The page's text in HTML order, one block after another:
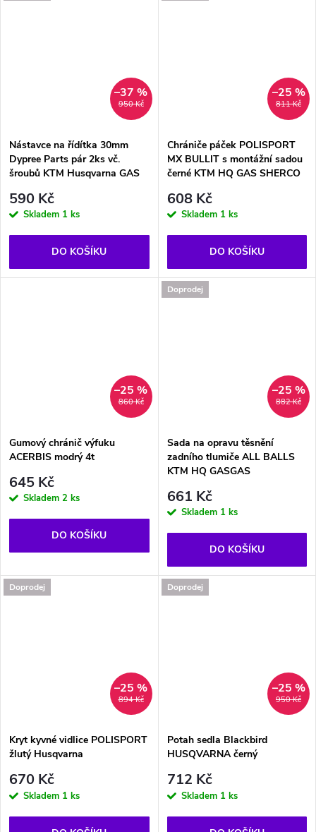
950 Kč
–37 %
Nástavce na řídítka 30mm
Dypree Parts pár 2ks vč.
šroubů KTM Husqvarna GAS
590 Kč
Skladem 1 ks
DO KOŠÍKU
811 Kč
–25 %
Chrániče páček POLISPORT
MX BULLIT s montážní sadou
černé KTM HQ GAS SHERCO
608 Kč
Skladem 1 ks
DO KOŠÍKU
860 Kč
–25 %
Gumový chránič výfuku
ACERBIS modrý 4t
645 Kč
Skladem 2 ks
DO KOŠÍKU
Doprodej
882 Kč
–25 %
Sada na opravu těsnění
zadního tlumiče ALL BALLS
KTM HQ GASGAS
661 Kč
Skladem 1 ks
DO KOŠÍKU
Doprodej
894 Kč
–25 %
Kryt kyvné vidlice POLISPORT
žlutý Husqvarna
670 Kč
Skladem 1 ks
Doprodej
950 Kč
–25 %
Potah sedla Blackbird
HUSQVARNA černý
712 Kč
Skladem 1 ks